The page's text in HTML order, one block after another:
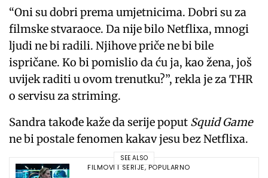
“Oni su dobri prema umjetnicima. Dobri su za
filmske stvaraoce. Da nije bilo Netflixa, mnogi
ljudi ne bi radili. Njihove priče ne bi bile
ispričane. Ko bi pomislio da ću ja, kao žena, još
uvijek raditi u ovom trenutku?”, rekla je za THR
o servisu za striming.
Sandra takođe kaže da serije poput Squid Game
ne bi postale fenomen kakav jesu bez Netflixa.
SEE ALSO
FILMOVI I SERIJE, POPULARNO